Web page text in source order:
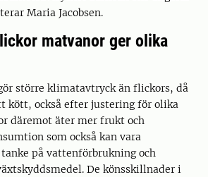
Maria Jacobsen.
matvanor ger olika
större klimatavtryck än flickors, då
kött, också efter justering för olika
däremot äter mer frukt och
som också kan vara
på vattenförbrukning och
De könsskillnader i